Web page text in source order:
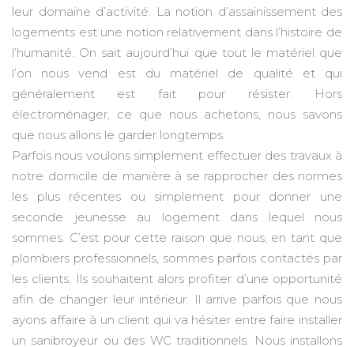
leur domaine d’activité. La notion d’assainissement des
logements est une notion relativement dans l’histoire de
l’humanité. On sait aujourd’hui que tout le matériel que
l’on nous vend est du matériel de qualité et qui
généralement est fait pour résister. Hors
électroménager, ce que nous achetons, nous savons
que nous allons le garder longtemps.
Parfois nous voulons simplement effectuer des travaux à
notre domicile de manière à se rapprocher des normes
les plus récentes ou simplement pour donner une
seconde jeunesse au logement dans lequel nous
sommes. C’est pour cette raison que nous, en tant que
plombiers professionnels, sommes parfois contactés par
les clients. Ils souhaitent alors profiter d’une opportunité
afin de changer leur intérieur. Il arrive parfois que nous
ayons affaire à un client qui va hésiter entre faire installer
un sanibroyeur ou des WC traditionnels. Nous installons